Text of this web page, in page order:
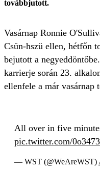
továbbjutott.
Vasárnap Ronnie
Csün-hszü ellen, hétfőn
bejutott a
karrierje során 23.
ellenfele a már vasárnap
All over in five
pic.twitter.com/
— WST (@WeAreWST)